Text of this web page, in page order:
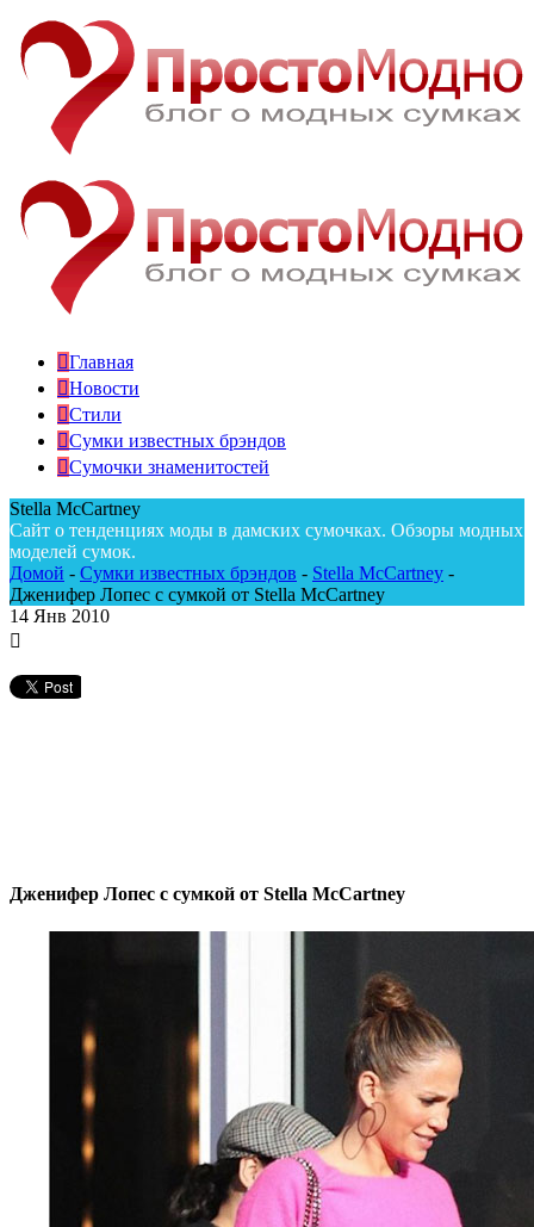
Главная
Новости
Стили
Сумки известных брэндов
Сумочки знаменитостей
Stella McCartney
Сайт о тенденциях моды в дамских сумочках. Обзоры модных
моделей сумок.
Домой - Сумки известных брэндов - Stella McCartney -
Дженифер Лопес с сумкой от Stella McCartney
14 Янв 2010
Дженифер Лопес с сумкой от Stella McCartney